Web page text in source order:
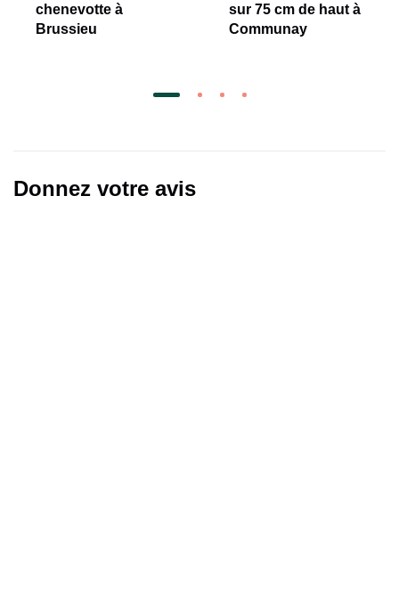
chenevotte à
Brussieu
sur 75 cm de haut à
Communay
Donnez votre avis